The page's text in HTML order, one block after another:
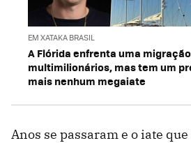
EM XATAKA BRASIL
A Flórida enfrenta uma
multimilionários, mas tem um
mais nenhum megaiate
Anos se passaram e o iate